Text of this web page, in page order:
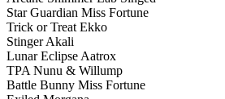
Cho'Gath
Amumu
Mel
Rammus
Anivia
Shaco
Star Guardian Miss Fortune
Trick or Treat Ekko
Stinger Akali
Lunar Eclipse Aatrox
TPA Nunu & Willump
Battle Bunny Miss Fortune